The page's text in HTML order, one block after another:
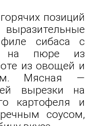
позиций
сибаса с
на пюре из
из овощей и
Мясная —
вырезки на
картофеля и
соусом,